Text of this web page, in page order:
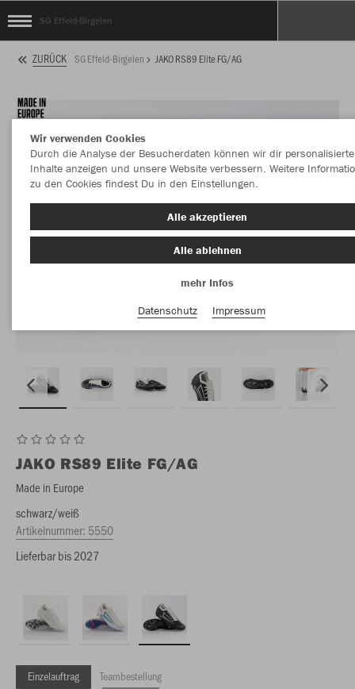
SG Effeld-Birgelen
ZURÜCK SG Effeld-Birgelen JAKO RS89 Elite FG/AG
JAKO RS89 Elite FG/AG
Made in Europe
schwarz/weiß
Artikelnummer: 5550
Lieferbar bis 2027
Einzelauftrag Teambestellung
Wir verwenden Cookies
Durch die Analyse der Besucherdaten können wir dir personalisierte
Inhalte anzeigen und unsere Website verbessern. Weitere
zu den Cookies findest Du in den Einstellungen.
Alle akzeptieren
Alle ablehnen
mehr Infos
Datenschutz
Impressum